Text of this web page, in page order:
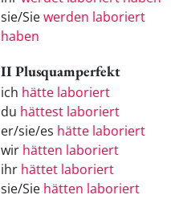
sie/Siewerden laboriert
haben
II Plusquamperfekt
ich hätte laboriert
du hättest laboriert
er/sie/es hätte laboriert
wir hätten laboriert
ihr hättet laboriert
sie/Sie hätten laboriert